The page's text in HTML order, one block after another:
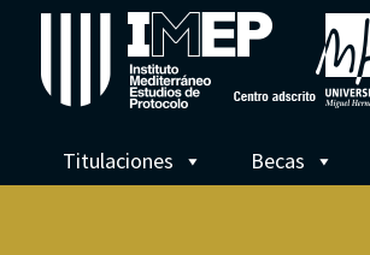
Titulaciones Becas